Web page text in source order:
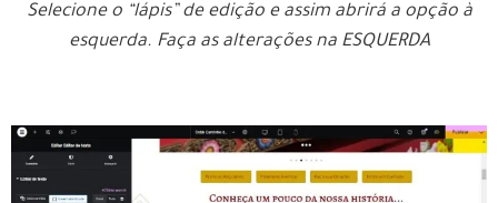
Selecione o “lápis” de edição e assim abrirá a opção à
esquerda. Faça as alterações na ESQUERDA